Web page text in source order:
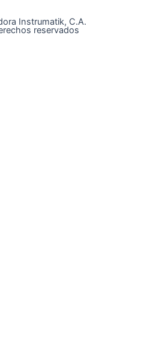
Instrumatik, C.A.
reservados